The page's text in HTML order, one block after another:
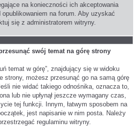
na konieczności ich akceptowania
opublikowaniem na forum. Aby uzyskać
się z administratorem witryny.
swój temat na górę strony
temat w górę”, znajdujący się w widoku
strony, możesz przesunąć go na samą górę
nie widać takiego odnośnika, oznacza to,
lub nie upłynął jeszcze wymagany czas,
tej funkcji. Innym, łatwym sposobem na
jest napisanie w nim posta. Należy
regulaminu witryny.